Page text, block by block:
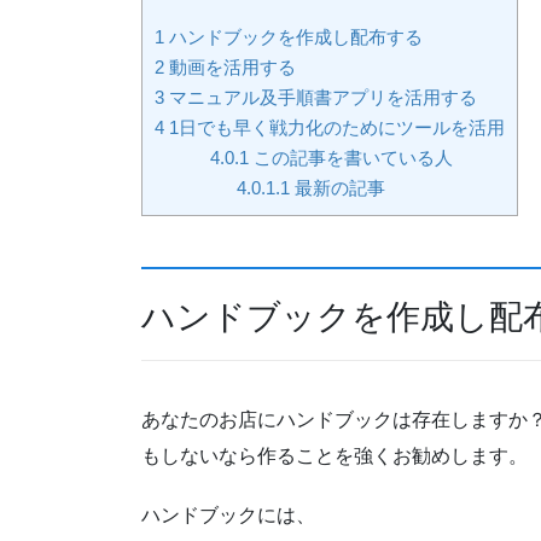
1 ハンドブックを作成し配布する
2 動画を活用する
3 マニュアル及手順書アプリを活用する
4 1日でも早く戦力化のためにツールを活用
4.0.1 この記事を書いている人
4.0.1.1 最新の記事
ハンドブックを作成し配
あなたのお店にハンドブックは存在しますか？
もしないなら作ることを強くお勧めします。
ハンドブックには、